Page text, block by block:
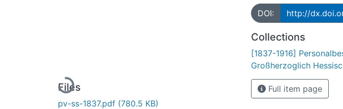
Loading...
Files
pv-ss-1837.pdf (780.5 KB)
DOI: http://
Collections
[1837-1916]
Großherzoglich
Full item page